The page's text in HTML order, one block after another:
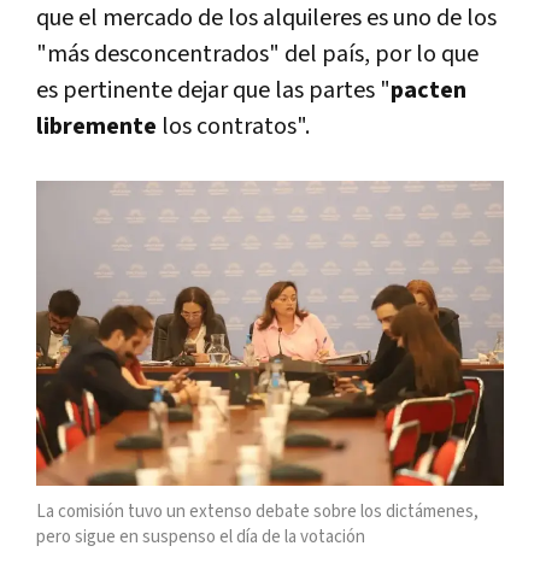
que el mercado de los alquileres es uno de los
"más desconcentrados" del país, por lo que
es pertinente dejar que las partes "pacten
libremente los contratos".
La comisión tuvo un extenso debate sobre los dictámenes,
pero sigue en suspenso el día de la votación